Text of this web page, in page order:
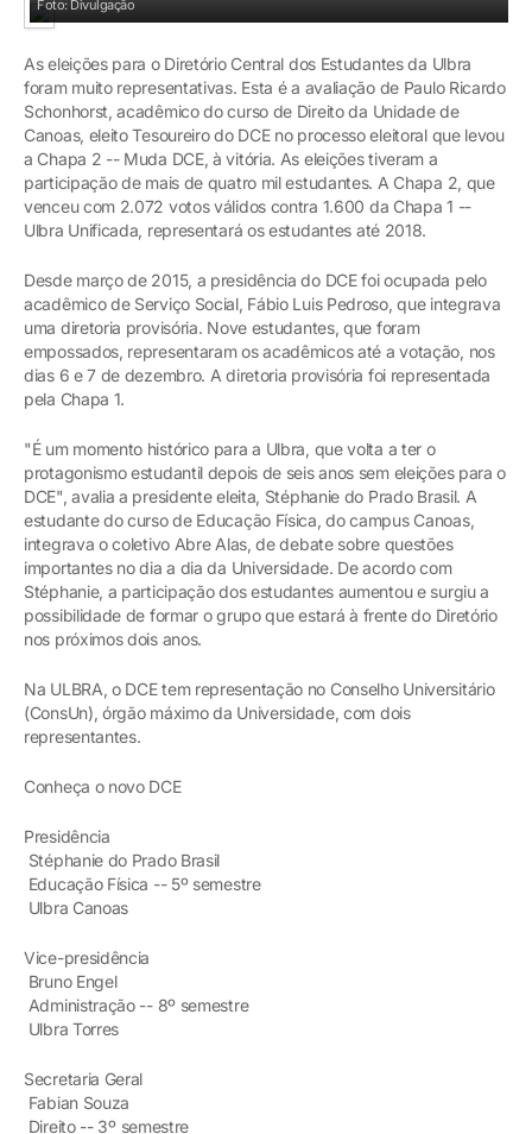
Foto: Divulgação
As eleições para o Diretório Central dos Estudantes da Ulbra
foram muito representativas. Esta é a avaliação de Paulo Ricardo
Schonhorst, acadêmico do curso de Direito da Unidade de
Canoas, eleito Tesoureiro do DCE no processo eleitoral que levou
a Chapa 2 -- Muda DCE, à vitória. As eleições tiveram a
participação de mais de quatro mil estudantes. A Chapa 2, que
venceu com 2.072 votos válidos contra 1.600 da Chapa 1 --
Ulbra Unificada, representará os estudantes até 2018.
Desde março de 2015, a presidência do DCE foi ocupada pelo
acadêmico de Serviço Social, Fábio Luis Pedroso, que integrava
uma diretoria provisória. Nove estudantes, que foram
empossados, representaram os acadêmicos até a votação, nos
dias 6 e 7 de dezembro. A diretoria provisória foi representada
pela Chapa 1.
"É um momento histórico para a Ulbra, que volta a ter o
protagonismo estudantil depois de seis anos sem eleições para o
DCE", avalia a presidente eleita, Stéphanie do Prado Brasil. A
estudante do curso de Educação Física, do campus Canoas,
integrava o coletivo Abre Alas, de debate sobre questões
importantes no dia a dia da Universidade. De acordo com
Stéphanie, a participação dos estudantes aumentou e surgiu a
possibilidade de formar o grupo que estará à frente do Diretório
nos próximos dois anos.
Na ULBRA, o DCE tem representação no Conselho Universitário
(ConsUn), órgão máximo da Universidade, com dois
representantes.
Conheça o novo DCE
Presidência
Stéphanie do Prado Brasil
Educação Física -- 5º semestre
Ulbra Canoas
Vice-presidência
Bruno Engel
Administração -- 8º semestre
Ulbra Torres
Secretaria Geral
Fabian Souza
Direito -- 3º semestre